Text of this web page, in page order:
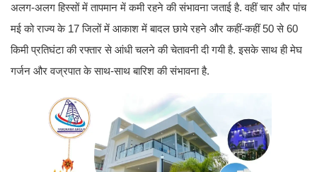
अलग-अलग हिस्सों में तापमान में कमी रहने की संभावना जताई है. वहीं चार और पांच
मई को राज्य के 17 जिलों में आकाश में बादल छाये रहने और कहीं-कहीं 50 से 60
किमी प्रतिघंटा की रफ्तार से आंधी चलने की चेतावनी दी गयी है. इसके साथ ही मेघ
गर्जन और वज्रपात के साथ-साथ बारिश की संभावना है.